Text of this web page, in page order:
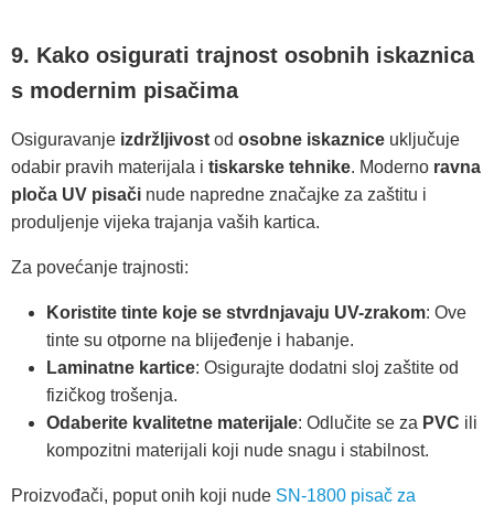
9. Kako osigurati trajnost osobnih iskaznica
s modernim pisačima
Osiguravanje izdržljivost od osobne iskaznice uključuje
odabir pravih materijala i tiskarske tehnike. Moderno ravna
ploča UV pisači nude napredne značajke za zaštitu i
produljenje vijeka trajanja vaših kartica.
Za povećanje trajnosti:
Koristite tinte koje se stvrdnjavaju UV-zrakom: Ove
tinte su otporne na blijeđenje i habanje.
Laminatne kartice: Osigurajte dodatni sloj zaštite od
fizičkog trošenja.
Odaberite kvalitetne materijale: Odlučite se za PVC ili
kompozitni materijali koji nude snagu i stabilnost.
Proizvođači, poput onih koji nude SN-1800 pisač za